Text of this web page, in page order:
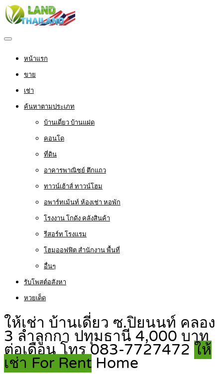
หน้าแรก
ขาย
เช่า
ค้นหาตามประเภท
บ้านเดี่ยว บ้านแฝด
คอนโด
ที่ดิน
อาคารพาณิชย์ ตึกแถว
ทาวน์เฮ้าส์ ทาวน์โฮม
อพาร์ทเม้นท์ ห้องเช่า หอพัก
โรงงาน โกดัง คลังสินค้า
รีสอร์ท โรงแรม
โฮมออฟฟิต สำนักงาน พื้นที่
อื่นๆ
รับโพสต์อสังหา
หวยเด็ด
ให้เช่า บ้านเดี่ยว ซ.ปิยนนท์ คลอง
3 ลำลูกกา ปทุมธานี 4,000 บาท
ต่อเดือน โทร 083-7727472 ให้
เช่า For Rent Home